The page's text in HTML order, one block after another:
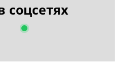
соцсетях